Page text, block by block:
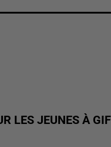
LES JEUNES À